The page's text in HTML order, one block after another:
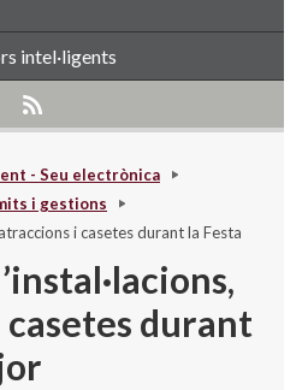
intel·ligents
- Seu electrònica
i gestions
i casetes durant la Festa
durant